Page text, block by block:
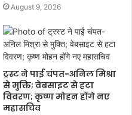
August 9, 2026
ट्रस्ट ने पाई चंपत-अनिल मिश्रा
से मुक्ति; वेबसाइट से हटा
विवरण; कृष्ण मोहन होंगे नए
महासचिव